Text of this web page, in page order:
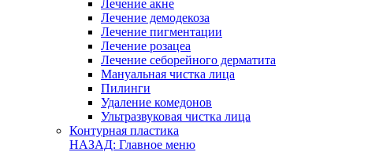
Лечение акне
Лечение демодекоза
Лечение пигментации
Лечение розацеа
Лечение себорейного дерматита
Мануальная чистка лица
Пилинги
Удаление комедонов
Ультразвуковая чистка лица
Контурная пластика
НАЗАД: Главное меню